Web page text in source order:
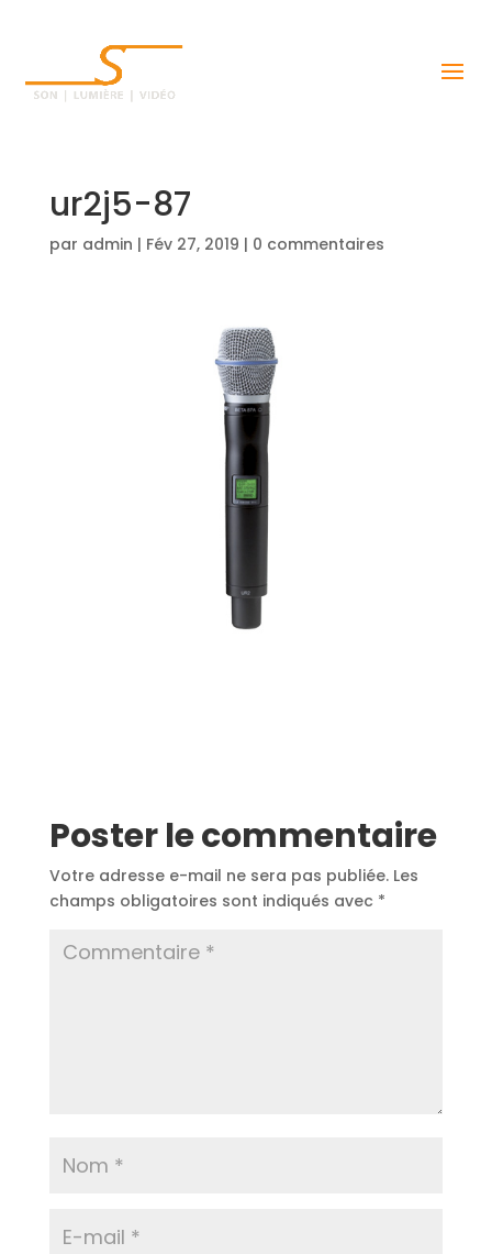
ur2j5-87
par admin | Fév 27, 2019 | 0 commentaires
Poster le commentaire
Votre adresse e-mail ne sera pas publiée. Les
champs obligatoires sont indiqués avec *